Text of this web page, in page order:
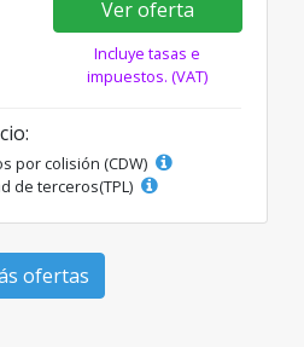
Ver oferta
Incluye tasas e
impuestos. (VAT)
por colisión (CDW)
de terceros(TPL)
ofertas